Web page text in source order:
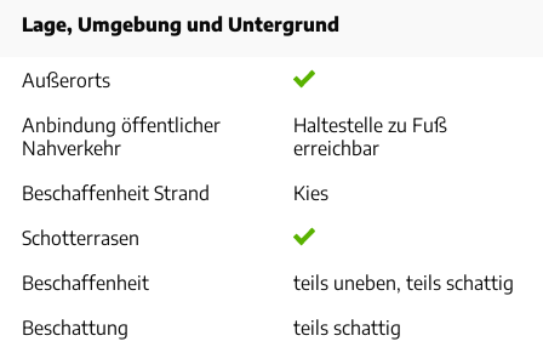
Lage, Umgebung und Untergrund
Außerorts
Anbindung öffentlicher
Nahverkehr
Haltestelle zu Fuß
erreichbar
Beschaffenheit Strand
Kies
Schotterrasen
Beschaffenheit
teils uneben, teils schattig
Beschattung
teils schattig